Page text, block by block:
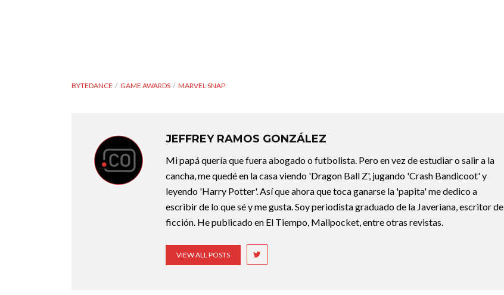
BYTEDANCE GAME AWARDS MARVEL SNAP
JEFFREY RAMOS GONZÁLEZ
Mi papá quería que fuera abogado o futbolista. Pero en vez de estudiar o salir a la
cancha, me quedé en la casa viendo 'Dragon Ball Z', jugando 'Crash Bandicoot' y
leyendo 'Harry Potter'. Así que ahora que toca ganarse la 'papita' me dedico a
escribir de lo que sé y me gusta. Soy periodista graduado de la Javeriana, escritor de
ficción. He publicado en El Tiempo, Mallpocket, entre otras revistas.
VIEW ALL POSTS